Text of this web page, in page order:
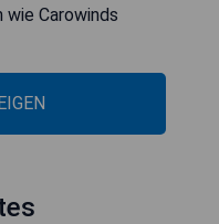
Carowinds